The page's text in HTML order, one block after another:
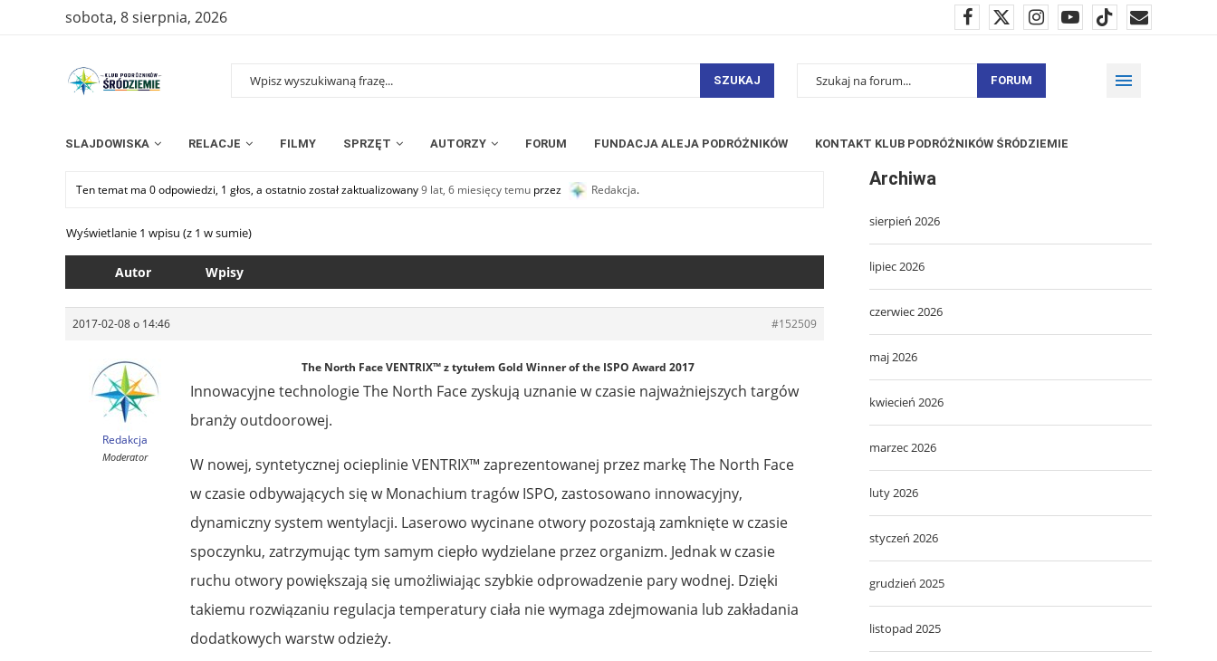
sobota, 8 sierpnia, 2026
SZUKAJ FORUM
SLAJDOWISKA RELACJE FILMY SPRZĘT AUTORZY FORUM FUNDACJA ALEJA PODRÓŻNIKÓW KONTAKT KLUB PODRÓŻNIKÓW ŚRÓDZIEMIE
Ten temat ma 0 odpowiedzi, 1 głos, a ostatnio został zaktualizowany9 lat, 6 miesięcy temu przez Redakcja.
Wyświetlanie 1 wpisu (z 1 w sumie)
Autor Wpisy
2017-02-08 o 14:46 #152509
Redakcja
Moderator
The North Face VENTRIX™ z tytułem Gold Winner of the ISPO Award 2017
Innowacyjne technologie The North Face zyskują uznanie w czasie najważniejszych targów
branży outdoorowej.
W nowej, syntetycznej ocieplinie VENTRIX™ zaprezentowanej przez markę The North Face
w czasie odbywających się w Monachium tragów ISPO, zastosowano innowacyjny,
dynamiczny system wentylacji. Laserowo wycinane otwory pozostają zamknięte w czasie
spoczynku, zatrzymując tym samym ciepło wydzielane przez organizm. Jednak w czasie
ruchu otwory powiększają się umożliwiając szybkie odprowadzenie pary wodnej. Dzięki
takiemu rozwiązaniu regulacja temperatury ciała nie wymaga zdejmowania lub zakładania
dodatkowych warstw odzieży.
Archiwa
sierpień 2026
lipiec 2026
czerwiec 2026
maj 2026
kwiecień 2026
marzec 2026
luty 2026
styczeń 2026
grudzień 2025
listopad 2025